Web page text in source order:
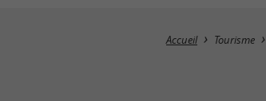
Accueil Tourisme